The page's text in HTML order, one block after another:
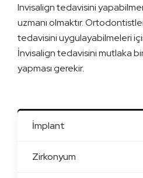
Invisalign tedavisini
uzmanı olmaktır.
tedavisini uygulayabilmeleri
İnvisalign tedavisini mutlaka
yapması gerekir.
İmplant
Zirkonyum